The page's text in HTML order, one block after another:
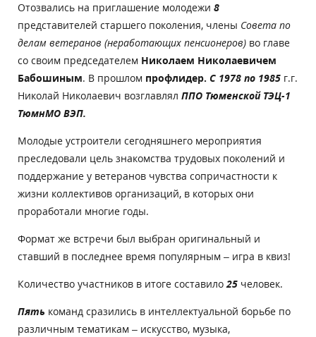
Отозвались на приглашение молодежи 8
представителей старшего поколения, члены Совета по
делам ветеранов (неработающих пенсионеров) во главе
со своим председателем Николаем Николаевичем
Бабошиным. В прошлом профлидер. С 1978 по 1985 г.г.
Николай Николаевич возглавлял ППО Тюменской ТЭЦ-1
ТюмнМО ВЭП.
Молодые устроители сегодняшнего мероприятия
преследовали цель знакомства трудовых поколений и
поддержание у ветеранов чувства сопричастности к
жизни коллективов организаций, в которых они
проработали многие годы.
Формат же встречи был выбран оригинальный и
ставший в последнее время популярным – игра в квиз!
Количество участников в итоге составило25 человек.
Пять команд сразились в интеллектуальной борьбе по
различным тематикам – искусство, музыка,